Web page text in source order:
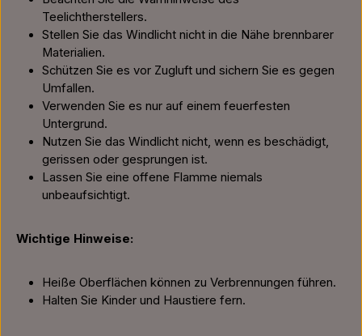
Teelichtherstellers.
Stellen Sie das Windlicht nicht in die Nähe brennbarer
Materialien.
Schützen Sie es vor Zugluft und sichern Sie es gegen
Umfallen.
Verwenden Sie es nur auf einem feuerfesten
Untergrund.
Nutzen Sie das Windlicht nicht, wenn es beschädigt,
gerissen oder gesprungen ist.
Lassen Sie eine offene Flamme niemals
unbeaufsichtigt.
Wichtige Hinweise:
Heiße Oberflächen können zu Verbrennungen führen.
Halten Sie Kinder und Haustiere fern.